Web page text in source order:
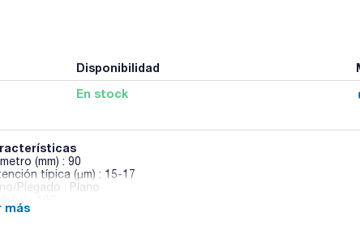
Disponibilidad
En stock
(mm) : 90
típica (µm) : 15-17
Plegado : Plano
más